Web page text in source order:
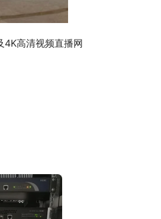
高清视频直播网